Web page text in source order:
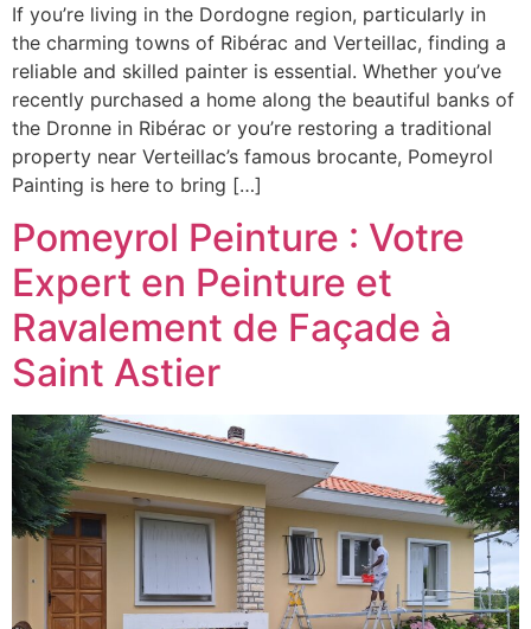
If you’re living in the Dordogne region, particularly in
the charming towns of Ribérac and Verteillac, finding a
reliable and skilled painter is essential. Whether you’ve
recently purchased a home along the beautiful banks of
the Dronne in Ribérac or you’re restoring a traditional
property near Verteillac’s famous brocante, Pomeyrol
Painting is here to bring […]
Pomeyrol Peinture : Votre
Expert en Peinture et
Ravalement de Façade à
Saint Astier